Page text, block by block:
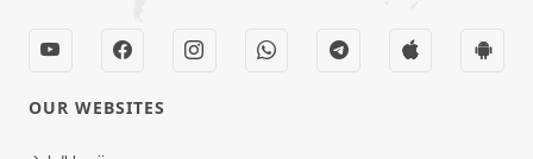
OUR WEBSITES